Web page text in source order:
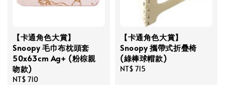
【卡通角色大賞】
Snoopy 毛巾布枕頭套
50x63cm Ag+ (粉棕親
吻款)
Regular
NT$ 710
【卡通角色大賞】
Snoopy 攜帶式折疊椅
(綠棒球帽款)
Regular
NT$ 715